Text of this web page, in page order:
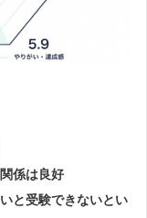
係は良好
と受験できないとい